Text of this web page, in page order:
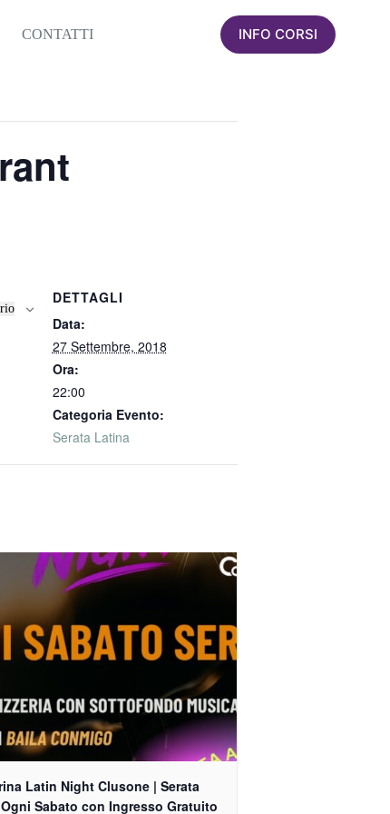
CONTATTI INFO CORSI
DETTAGLI
Data:
27 Settembre, 2018
Ora:
22:00
Categoria Evento:
Serata Latina
Latin Night Clusone | Serata
Sabato con Ingresso Gratuito